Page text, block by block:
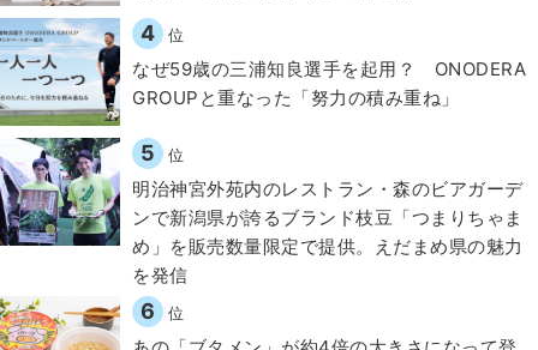
4 位
なぜ59歳の三浦知良選手を起用？ ONODERA
GROUPと重なった「努力の積み重ね」
5 位
明治神宮外苑内のレストラン・森のビアガーデ
ンで新潟県が誇るブランド枝豆「つまりちゃま
め」を販売数量限定で提供。えだまめ県の魅力
を発信
6 位